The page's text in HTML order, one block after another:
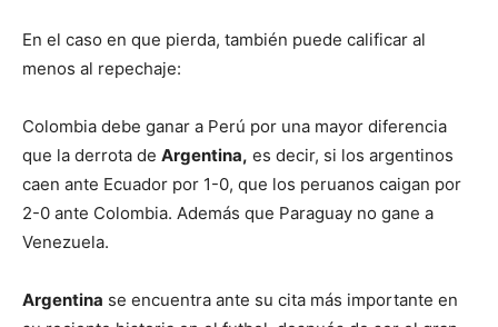
En el caso en que pierda, también puede calificar al
menos al repechaje:
Colombia debe ganar a Perú por una mayor diferencia
que la derrota de Argentina, es decir, si los argentinos
caen ante Ecuador por 1-0, que los peruanos caigan por
2-0 ante Colombia. Además que Paraguay no gane a
Venezuela.
Argentina se encuentra ante su cita más importante en